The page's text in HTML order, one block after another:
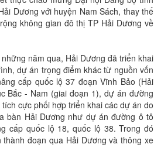
Dương với huyện Nam Sách, thay thế
không gian đô thị TP Hải Dương về
năm qua, Hải Dương đã triển khai
dự án trọng điểm khác từ nguồn vốn
cấp quốc lộ 37 đoạn Vĩnh Bảo (Hải
Bắc - Nam (giai đoạn 1), dự án đường
cực phối hợp triển khai các dự án do
bàn Hải Dương như dự án đường ô tô
cấp quốc lộ 18, quốc lộ 38. Trong đó
đoạn qua Hải Dương và thông xe